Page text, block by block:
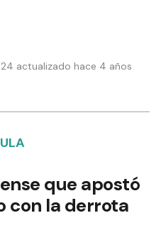
actualizado hace 4 años
que apostó
con la derrota